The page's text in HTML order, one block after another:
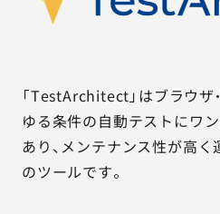
「TestArchitect」はブラウザ
ゆる条件の自動テストにワ
あり、メンテナンス性が高
のツールです。